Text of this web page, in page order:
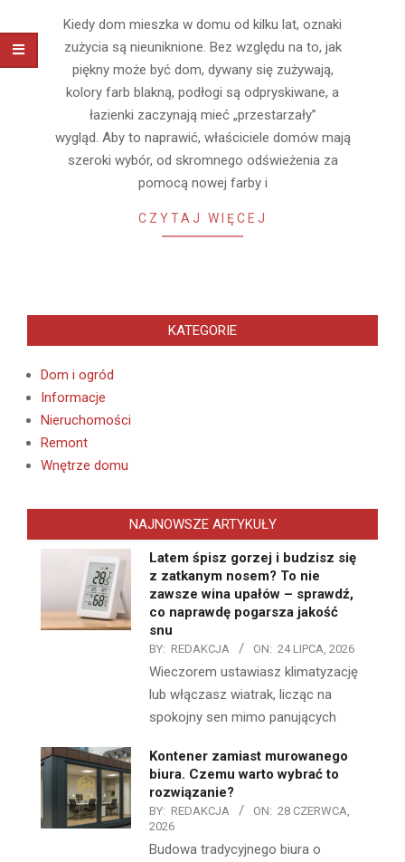
20Kiedy dom mieszka w domu od kilku lat, oznaki
zużycia są nieuniknione. Bez względu na to, jak
piękny może być dom, dywany się zużywają,
kolory farb blakną, podłogi są odpryskiwane, a
łazienki zaczynają mieć „przestarzały”
wygląd. Aby to naprawić, właściciele domów mają
szeroki wybór, od skromnego odświeżenia za
pomocą nowej farby i
CZYTAJ WIĘCEJ
KATEGORIE
Dom i ogród
Informacje
Nieruchomości
Remont
Wnętrze domu
NAJNOWSZE ARTYKUŁY
Latem śpisz gorzej i budzisz się
z zatkanym nosem? To nie
zawsze wina upałów – sprawdź,
co naprawdę pogarsza jakość
snu
BY: REDAKCJA ON: 24 LIPCA, 2026
Wieczorem ustawiasz klimatyzację
lub włączasz wiatrak, licząc na
spokojny sen mimo panujących
Kontener zamiast murowanego
biura. Czemu warto wybrać to
rozwiązanie?
BY: REDAKCJA ON: 28 CZERWCA,
2026
Budowa tradycyjnego biura o